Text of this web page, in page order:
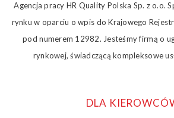
Agencja pracy HR Quality Polska Sp. z o.o.
rynku w oparciu o wpis do Krajowego
pod numerem 12982. Jesteśmy firmą o
rynkowej, świadczącą kompleksowe
DLA